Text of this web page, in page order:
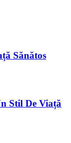
Sănătos
Stil De Viață